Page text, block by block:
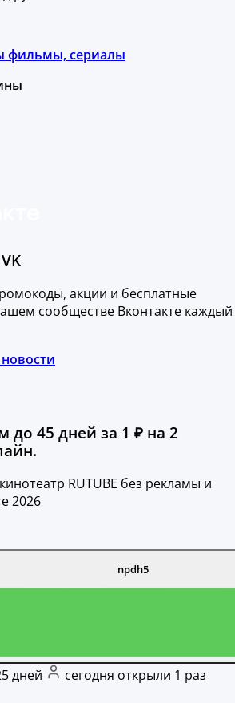
фильмы, сериалы
акции и бесплатные
сообществе Вконтакте каждый
до 45 дней за 1 ₽ на 2
RUTUBE без рекламы и
2026
npdh5
дней сегодня открыли 1 раз